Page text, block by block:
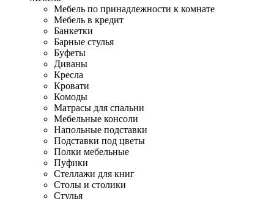
Мебель по принадлежности к комнате
Мебель в кредит
Банкетки
Барные стулья
Буфеты
Диваны
Кресла
Кровати
Комоды
Матрасы для спальни
Мебельные консоли
Напольные подставки
Подставки под цветы
Полки мебельные
Пуфики
Стеллажи для книг
Столы и столики
Стулья